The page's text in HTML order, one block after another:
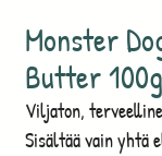
Monster
Butter 100g
Viljaton,
Sisältää vain yhtä